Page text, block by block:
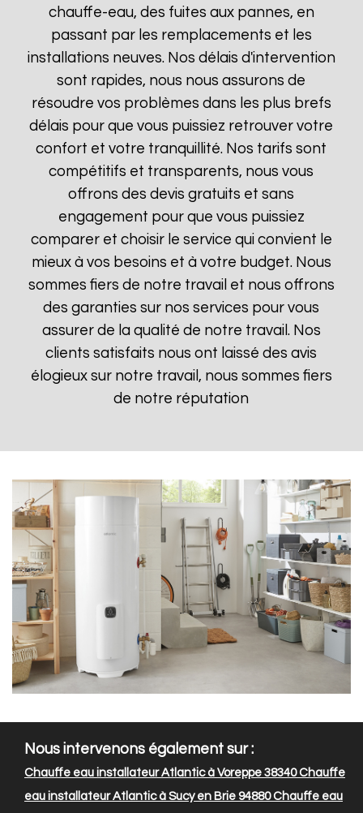
chauffe-eau, des fuites aux pannes, en
passant par les remplacements et les
installations neuves. Nos délais d'intervention
sont rapides, nous nous assurons de
résoudre vos problèmes dans les plus brefs
délais pour que vous puissiez retrouver votre
confort et votre tranquillité. Nos tarifs sont
compétitifs et transparents, nous vous
offrons des devis gratuits et sans
engagement pour que vous puissiez
comparer et choisir le service qui convient le
mieux à vos besoins et à votre budget. Nous
sommes fiers de notre travail et nous offrons
des garanties sur nos services pour vous
assurer de la qualité de notre travail. Nos
clients satisfaits nous ont laissé des avis
élogieux sur notre travail, nous sommes fiers
de notre réputation
Nous intervenons également sur :
Chauffe eau installateur Atlantic à Voreppe 38340Chauffe
eau installateur Atlantic à Sucy en Brie 94880Chauffe eau